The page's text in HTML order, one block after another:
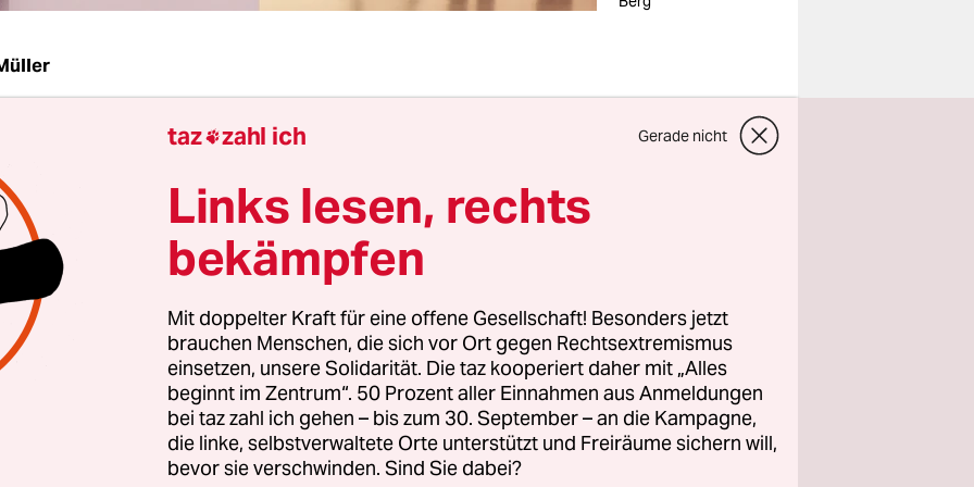
zehn Uhr brummt es im Foyer des Museums Folkwang:
und Gruppen passieren die obligatorische 2G-
auf Führungen oder den Einlass gemäß dem
jede halbe Stunde sind maximal 120
erlaubt, pro Tag strömen bis zu 2.000 Menschen ins
Ausstellung „Renoir, Monet, Gauguin – Bilder einer
ist ein voller Erfolg, was keine Überraschung ist, denn
ziehen immer.
ein Teil der präsentierten Werke dem Publikum bereits
sie sind Teil der berühmten Sammlung des Museums
taz zahl ich Gerade nicht
Links lesen, rechts
bekämpfen
Mit doppelter Kraft für eine offene Gesellschaft! Besonders jetzt
brauchen Menschen, die sich vor Ort gegen Rechtsextremismus
einsetzen, unsere Solidarität. Die taz kooperiert daher mit „Alles
beginnt im Zentrum“. 50 Prozent aller Einnahmen aus Anmeldungen
bei taz zahl ich gehen – bis zum 30. September – an die Kampagne,
die linke, selbstverwaltete Orte unterstützt und Freiräume sichern will,
bevor sie verschwinden. Sind Sie dabei?